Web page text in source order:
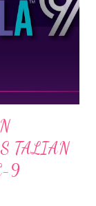
yang dibuat
kafe ini dibuka
pagi dan
TALIAN
9